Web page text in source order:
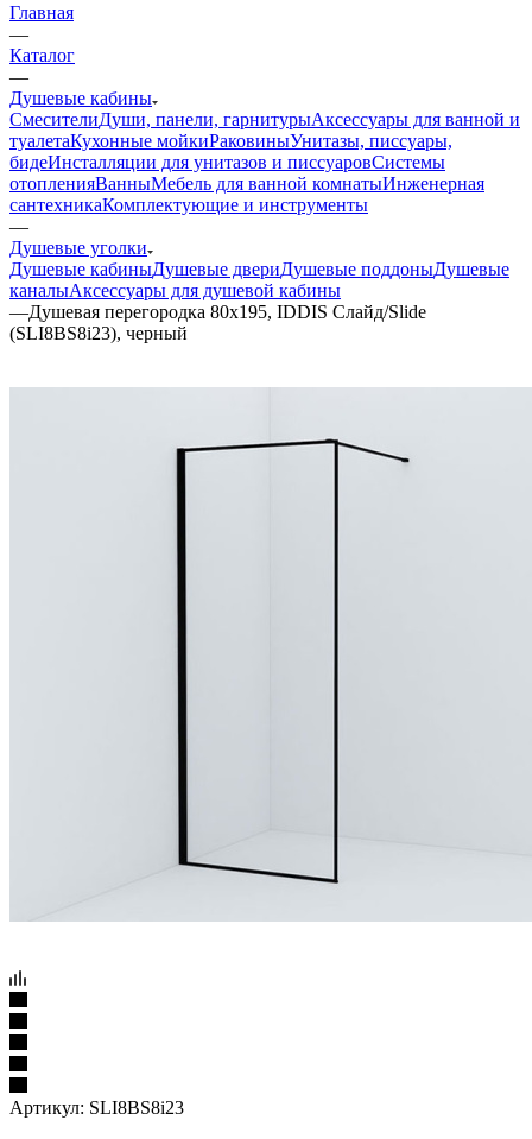
Главная
—
Каталог
—
Душевые кабины
СмесителиДуши, панели, гарнитурыАксессуары для ванной и
туалетаКухонные мойкиРаковиныУнитазы, писсуары,
бидеИнсталляции для унитазов и писсуаровСистемы
отопленияВанныМебель для ванной комнатыИнженерная
сантехникаКомплектующие и инструменты
—
Душевые уголки
Душевые кабиныДушевые двериДушевые поддоныДушевые
каналыАксессуары для душевой кабины
—Душевая перегородка 80x195, IDDIS Слайд/Slide
(SLI8BS8i23), черный
Артикул: SLI8BS8i23